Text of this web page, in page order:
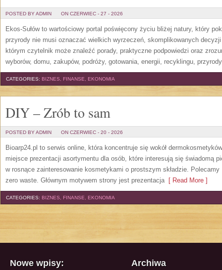
POSTED BY ADMIN ON CZERWIEC - 27 - 2026
Ekos-Sułów to wartościowy portal poświęcony życiu bliżej natury, który
przyrody nie musi oznaczać wielkich wyrzeczeń, skomplikowanych
którym czytelnik może znaleźć porady, praktyczne podpowiedzi oraz
wyborów, domu, zakupów, podróży, gotowania, energii, recyklingu,
CATEGORIES: BIZNES, FINANSE, EKONOMIA
DIY – Zrób to sam
POSTED BY ADMIN ON CZERWIEC - 20 - 2026
Bioarp24.pl to serwis online, która koncentruje się wokół
miejsce prezentacji asortymentu dla osób, które interesują się świadomą
w rosnące zainteresowanie kosmetykami o prostszym składzie. Polecamy
zero waste. Głównym motywem strony jest prezentacja[ Read More ]
CATEGORIES: BIZNES, FINANSE, EKONOMIA
Nowe wpisy: Archiwa